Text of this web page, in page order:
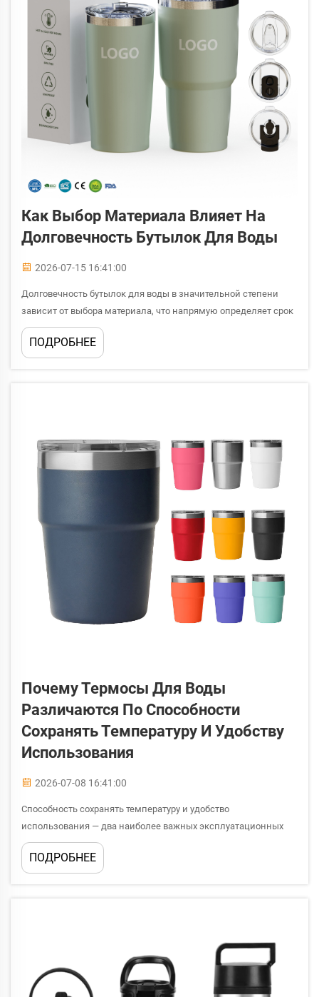
Как Выбор Материала Влияет На
Долговечность Бутылок Для Воды
2026-07-15 16:41:00
Долговечность бутылок для воды в значительной степени
зависит от выбора материала, что напрямую определяет срок
их эффективной эксплуатации в повседневных и
коммерческих условиях. При закупке бутылок для воды оптом
ПОДРОБНЕЕ
Почему Термосы Для Воды
Различаются По Способности
Сохранять Температуру И Удобству
Использования
2026-07-08 16:41:00
Способность сохранять температуру и удобство
использования — два наиболее важных эксплуатационных
параметра, которые отличают качественные оптовые термосы
для воды от базовых аналогов. Когда организации закупают
ПОДРОБНЕЕ